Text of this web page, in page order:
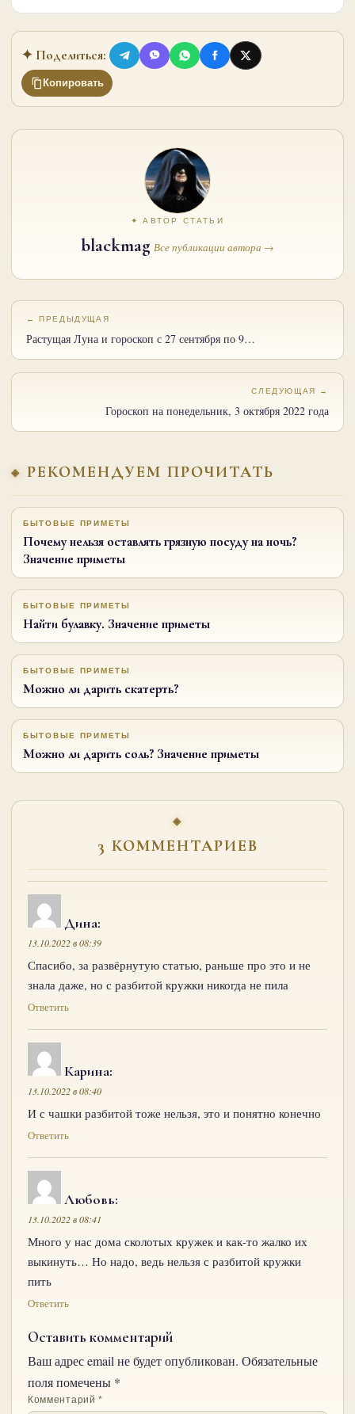
✦ Поделиться:
Копировать
✦ АВТОР СТАТЬИ
blackmag Все публикации автора →
← ПРЕДЫДУЩАЯ
Растущая Луна и гороскоп с 27 сентября по 9…
СЛЕДУЮЩАЯ →
Гороскоп на понедельник, 3 октября 2022 года
РЕКОМЕНДУЕМ ПРОЧИТАТЬ
БЫТОВЫЕ ПРИМЕТЫ
Почему нельзя оставлять грязную посуду на ночь?
Значение приметы
БЫТОВЫЕ ПРИМЕТЫ
Найти булавку. Значение приметы
БЫТОВЫЕ ПРИМЕТЫ
Можно ли дарить скатерть?
БЫТОВЫЕ ПРИМЕТЫ
Можно ли дарить соль? Значение приметы
3 КОММЕНТАРИЕВ
Дина:
13.10.2022 в 08:39
Спасибо, за развёрнутую статью, раньше про это и не
знала даже, но с разбитой кружки никогда не пила
Ответить
Карина:
13.10.2022 в 08:40
И с чашки разбитой тоже нельзя, это и понятно конечно
Ответить
Любовь:
13.10.2022 в 08:41
Много у нас дома сколотых кружек и как-то жалко их
выкинуть… Но надо, ведь нельзя с разбитой кружки
пить
Ответить
Оставить комментарий
Ваш адрес email не будет опубликован. Обязательные
поля помечены *
Комментарий*